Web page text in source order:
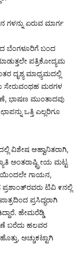
ಗಳನ್ನು ಏರುವ ಮಾರ್ಗ
ಬೆಂಗಳೂರಿಗೆ ಬಂದ
ಪತ್ರಿಕೋದ್ಯಮ
ದೃಶ್ಯ ಮಾಧ್ಯಮದಲ್ಲಿ
ಸೇರುವಂಥಹ ಮಠಗಳ
ಭಾಷಣ ಮುಂತಾದವು
ಒತ್ತಿ ಎಲ್ಲರಿಗೂ
ವಿಶೇಷ ಆಹ್ವಾನಿತರಾಗಿ,
ಅಂತರಾಷ್ಟ್ರೀಯ ಮಟ್ಟ
ಗಾಯನ,
ಟಿವಿ ೯ನಲ್ಲಿ
ಪ್ರಸಿದ್ಧರಾಗಿ
ಹೇಮರೆಡ್ಡಿ
ಬರೆದು ಹಲವರ
ಅಚ್ಚುಕಟ್ಟಾಗಿ